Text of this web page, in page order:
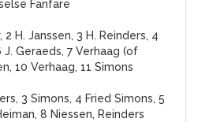
Fanfare
H. Janssen, 3 H. Reinders, 4
J. Geraeds, 7 Verhaag (of
10 Verhaag, 11 Simons
3 Simons, 4 Fried Simons, 5
8 Niessen, Reinders